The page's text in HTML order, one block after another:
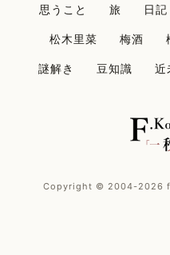
思うこと
旅 日記
松木里菜
梅酒
謎解き
豆知識 近
Copyright © 2004-2026